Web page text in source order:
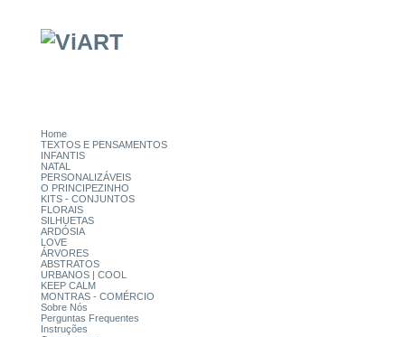
Home
TEXTOS E PENSAMENTOS
INFANTIS
NATAL
PERSONALIZÁVEIS
O PRINCIPEZINHO
KITS - CONJUNTOS
FLORAIS
SILHUETAS
ARDÓSIA
LOVE
ÁRVORES
ABSTRATOS
URBANOS | COOL
KEEP CALM
MONTRAS - COMÉRCIO
Sobre Nós
Perguntas Frequentes
Instruções